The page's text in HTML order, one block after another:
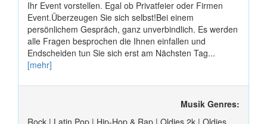
Ihr Event vorstellen. Egal ob Privatfeier oder Firmen
Event.Überzeugen Sie sich selbst!Bei einem
persönlichem Gespräch, ganz unverbindlich. Es werden
alle Fragen besprochen die Ihnen einfallen und
Endscheiden tun Sie sich erst am Nächsten Tag...
[mehr]
Musik Genres:
Rock | Latin Pop | Hip-Hop & Rap | Oldies 2k | Oldies